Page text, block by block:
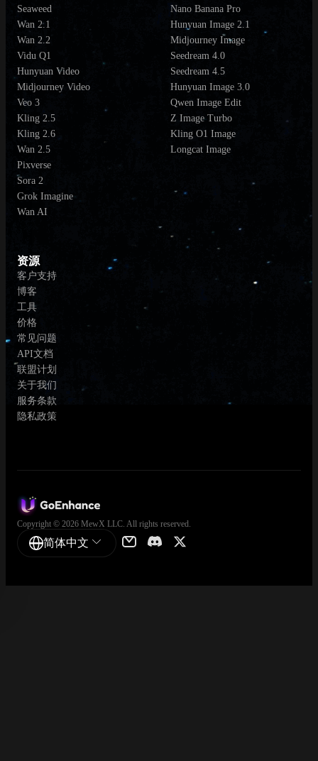
Seaweed
Wan 2.1
Wan 2.2
Vidu Q1
Hunyuan Video
Midjourney Video
Veo 3
Kling 2.5
Kling 2.6
Wan 2.5
Pixverse
Sora 2
Grok Imagine
Wan AI
Nano Banana Pro
Hunyuan Image 2.1
Midjourney Image
Seedream 4.0
Seedream 4.5
Hunyuan Image 3.0
Qwen Image Edit
Z Image Turbo
Kling O1 Image
Longcat Image
资源
客户支持
博客
工具
价格
常见问题
API文档
联盟计划
关于我们
服务条款
隐私政策
Copyright © 2026 MewX LLC. All rights reserved.
简体中文